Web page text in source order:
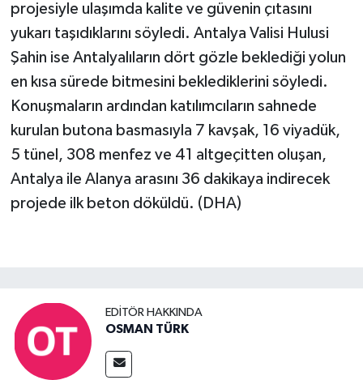
projesiyle ulaşımda kalite ve güvenin çıtasını
yukarı taşıdıklarını söyledi. Antalya Valisi Hulusi
Şahin ise Antalyalıların dört gözle beklediği yolun
en kısa sürede bitmesini beklediklerini söyledi.
Konuşmaların ardından katılımcıların sahnede
kurulan butona basmasıyla 7 kavşak, 16 viyadük,
5 tünel, 308 menfez ve 41 altgeçitten oluşan,
Antalya ile Alanya arasını 36 dakikaya indirecek
projede ilk beton döküldü. (DHA)
EDITÖR HAKKINDA
OSMAN TÜRK